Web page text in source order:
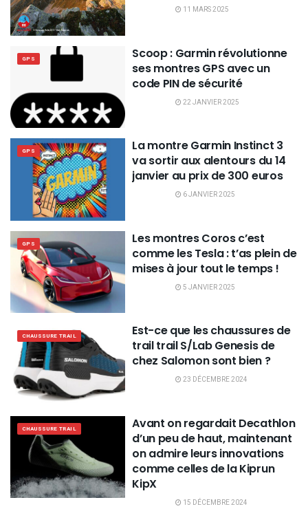
11 MARS 2025
GPS
Scoop : Garmin révolutionne
ses montres GPS avec un
code PIN de sécurité
22 JANVIER 2025
GPS
La montre Garmin Instinct 3
va sortir aux alentours du 14
janvier au prix de 300 euros
6 JANVIER 2025
GPS
Les montres Coros c’est
comme les Tesla : t’as plein de
mises à jour tout le temps !
5 JANVIER 2025
CHAUSSURE TRAIL
Est-ce que les chaussures de
trail trail S/Lab Genesis de
chez Salomon sont bien ?
23 DÉCEMBRE 2024
CHAUSSURE TRAIL
Avant on regardait Decathlon
d’un peu de haut, maintenant
on admire leurs innovations
comme celles de la Kiprun
KipX
15 DÉCEMBRE 2024